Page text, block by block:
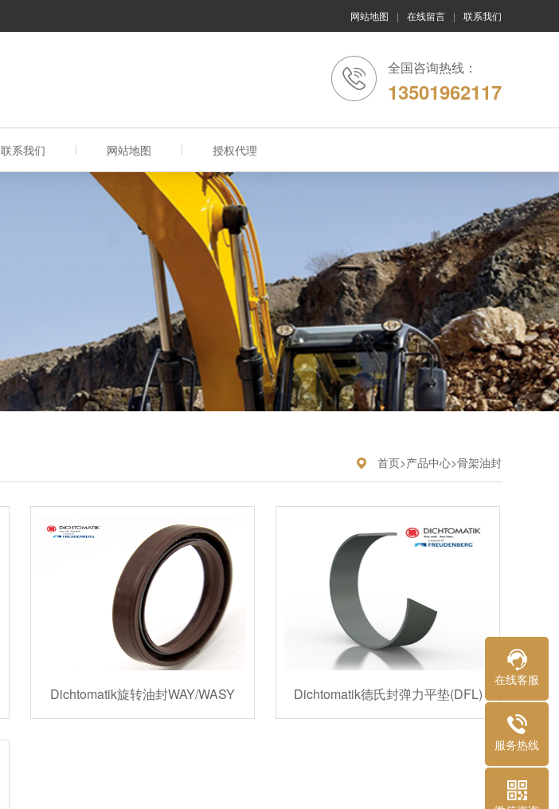
网站地图 | 在线留言 | 联系我们
全国咨询热线：
13501962117
联系我们 网站地图 授权代理
首页>产品中心>骨架油封
Dichtomatik旋转油封WAY/WASY Dichtomatik德氏封弹力平垫(DFL)
在线客服
服务热线